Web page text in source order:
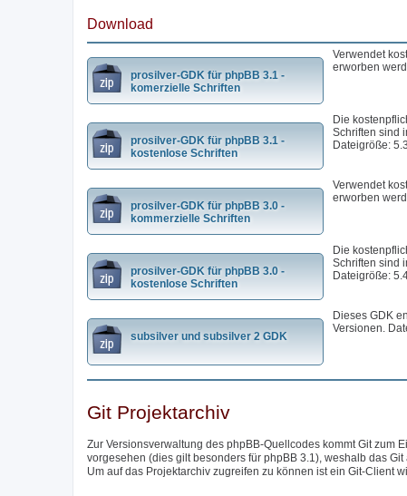
Download
prosilver-GDK für phpBB 3.1 -
komerzielle Schriften
Verwendet
erworben
prosilver-GDK für phpBB 3.1 -
kostenlose Schriften
Die
Schriften sind
Dateigröße:
prosilver-GDK für phpBB 3.0 -
kommerzielle Schriften
Verwendet
erworben
prosilver-GDK für phpBB 3.0 -
kostenlose Schriften
Die
Schriften sind
Dateigröße:
subsilver und subsilver 2 GDK
Dieses GDK
Versionen.
Git Projektarchiv
Zur Versionsverwaltung des phpBB-Quellcodes kommt Git zum
vorgesehen (dies gilt besonders für phpBB 3.1), weshalb das
Um auf das Projektarchiv zugreifen zu können ist ein Git-Client